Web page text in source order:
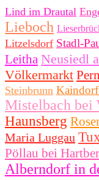
Lind im Drautal
Lieboch
Litzelsdorf Stadl-
Leitha Neusiedl
Völkermarkt
Steinbrunn
Mistelbach bei
Haunsberg
Maria Luggau
Pöllau bei
Alberndorf in